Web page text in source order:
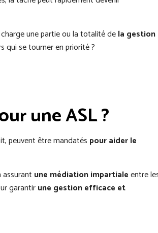
une partie ou la totalité dela gestion
qui se tourner en priorité ?
une ASL ?
peuvent être mandatés pour aider le
une médiation impartialeentre
garantirune gestion efficace et